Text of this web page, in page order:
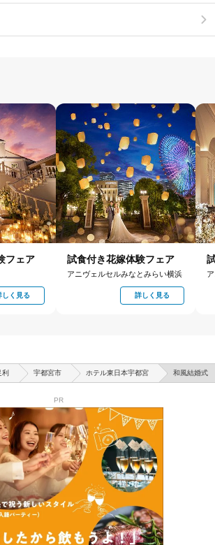
フェア
しく見る
試食付き花嫁体験フェア
アニヴェルセルみなとみらい横浜
詳しく見る
宇都宮市 ホテル東日本宇都宮 和風結婚式
PR